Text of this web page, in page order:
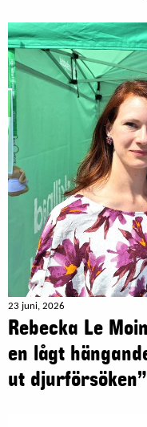
23 juni, 2026
Rebecka Le
en lågt
ut